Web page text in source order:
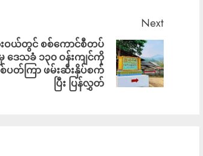
Next
ဝယ်တွင် စစ်ကောင်စီတပ်
ဒေသခံ ၁၃၀ ဝန်းကျင်ကို
ပတ်ကြာ ဖမ်းဆီးနှိပ်စက်
ပြီး ပြန်လွှတ်